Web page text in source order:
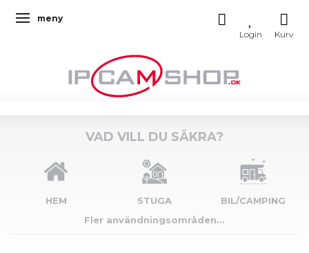
Ändra navigering
meny
VAD VILL DU SÄKRA?
HEM STUGA
BIL/CAMPING
Fler användningsområden...